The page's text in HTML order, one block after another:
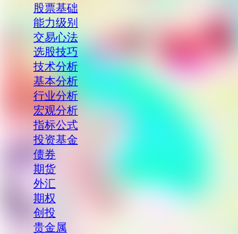
股票基础
能力级别
交易心法
选股技巧
技术分析
基本分析
行业分析
宏观分析
指标公式
投资基金
债券
期货
外汇
期权
创投
贵金属